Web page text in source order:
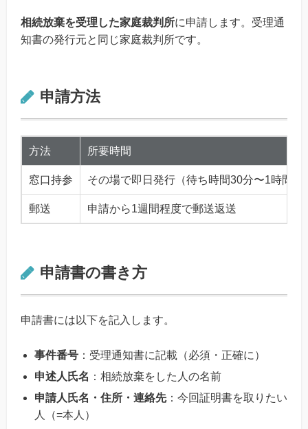
相続放棄を受理した家庭裁判所に申請します。受理通
知書の発行元と同じ家庭裁判所です。
申請方法
方法 所要時間
窓口持参 その場で即日発行（待ち時間30分〜1時間）
郵送 申請から1週間程度で郵送返送
申請書の書き方
申請書には以下を記入します。
事件番号 ：受理通知書に記載（必須・正確に）
申述人氏名 ：相続放棄をした人の名前
申請人氏名・住所・連絡先：今回証明書を取りたい
人（=本人）